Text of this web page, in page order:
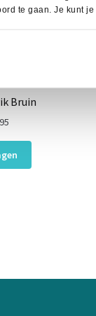
te gaan. Je kunt
Bruin
Huidige
is:
€4,95.